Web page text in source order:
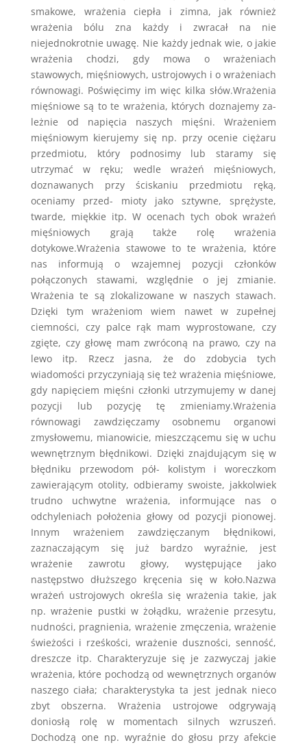
smakowe, wrażenia ciepła i zimna, jak również
wrażenia bólu zna każdy i zwracał na nie
niejednokrotnie uwagę. Nie każdy jednak wie, o jakie
wrażenia chodzi, gdy mowa o wrażeniach
stawowych, mięśniowych, ustrojowych i o wrażeniach
równowagi. Poświęcimy im więc kilka słów.Wrażenia
mięśniowe są to te wrażenia, których doznajemy za-
leżnie od napięcia naszych mięśni. Wrażeniem
mięśniowym kierujemy się np. przy ocenie ciężaru
przedmiotu, który podnosimy lub staramy się
utrzymać w ręku; wedle wrażeń mięśniowych,
doznawanych przy ściskaniu przedmiotu ręką,
oceniamy przed- mioty jako sztywne, sprężyste,
twarde, miękkie itp. W ocenach tych obok wrażeń
mięśniowych grają także rolę wrażenia
dotykowe.Wrażenia stawowe to te wrażenia, które
nas informują o wzajemnej pozycji członków
połączonych stawami, względnie o jej zmianie.
Wrażenia te są zlokalizowane w naszych stawach.
Dzięki tym wrażeniom wiem nawet w zupełnej
ciemności, czy palce rąk mam wyprostowane, czy
zgięte, czy głowę mam zwróconą na prawo, czy na
lewo itp. Rzecz jasna, że do zdobycia tych
wiadomości przyczyniają się też wrażenia mięśniowe,
gdy napięciem mięśni członki utrzymujemy w danej
pozycji lub pozycję tę zmieniamy.Wrażenia
równowagi zawdzięczamy osobnemu organowi
zmysłowemu, mianowicie, mieszczącemu się w uchu
wewnętrznym błędnikowi. Dzięki znajdującym się w
błędniku przewodom pół- kolistym i woreczkom
zawierającym otolity, odbieramy swoiste, jakkolwiek
trudno uchwytne wrażenia, informujące nas o
odchyleniach położenia głowy od pozycji pionowej.
Innym wrażeniem zawdzięczanym błędnikowi,
zaznaczającym się już bardzo wyraźnie, jest
wrażenie zawrotu głowy, występujące jako
następstwo dłuższego kręcenia się w koło.Nazwa
wrażeń ustrojowych określa się wrażenia takie, jak
np. wrażenie pustki w żołądku, wrażenie przesytu,
nudności, pragnienia, wrażenie zmęczenia, wrażenie
świeżości i rześkości, wrażenie duszności, senność,
dreszcze itp. Charakteryzuje się je zazwyczaj jakie
wrażenia, które pochodzą od wewnętrznych organów
naszego ciała; charakterystyka ta jest jednak nieco
zbyt obszerna. Wrażenia ustrojowe odgrywają
doniosłą rolę w momentach silnych wzruszeń.
Dochodzą one np. wyraźnie do głosu przy afekcie